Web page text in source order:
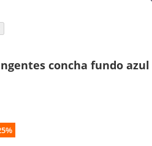
concha fundo azul